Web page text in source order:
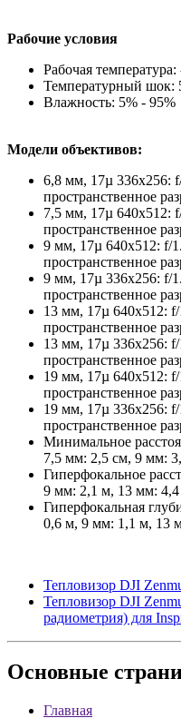
Рабочие условия
Рабочая температура:
Температурный шок:
Влажность: 5% - 95%
Модели объективов:
6,8 мм, 17µ 336x256:
пространственное
7,5 мм, 17µ 640x512:
пространственное
9 мм, 17µ 640x512: f/
пространственное
9 мм, 17µ 336x256: f/
пространственное
13 мм, 17µ 640x512: f/
пространственное
13 мм, 17µ 336x256: f/
пространственное
19 мм, 17µ 640x512: f/
пространственное
19 мм, 17µ 336x256: f/
пространственное
Минимальное
7,5 мм: 2,5 см, 9 мм:
Гиперфокальное
9 мм: 2,1 м, 13 мм:
Гиперфокальная
0,6 м, 9 мм: 1,1 м, 13
Тепловизор DJI
Тепловизор DJI
радиометрия) для
Основные
Главная